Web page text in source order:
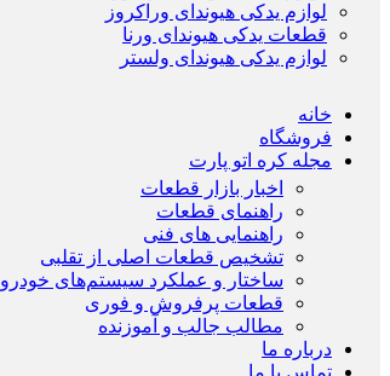
لوازم یدکی هیوندای وراکروز
قطعات یدکی هیوندای ورنا
لوازم یدکی هیوندای ولستر
خانه
فروشگاه
مجله کره اتو پارت
اخبار بازار قطعات
راهنمای قطعات
راهنمایی های فنی
تشخیص قطعات اصلی از تقلبی
ساختار و عملکرد سیستم‌های خودرو
قطعات پرفروش و فوری
مطالب جالب و آموزنده
درباره ما
تماس با ما